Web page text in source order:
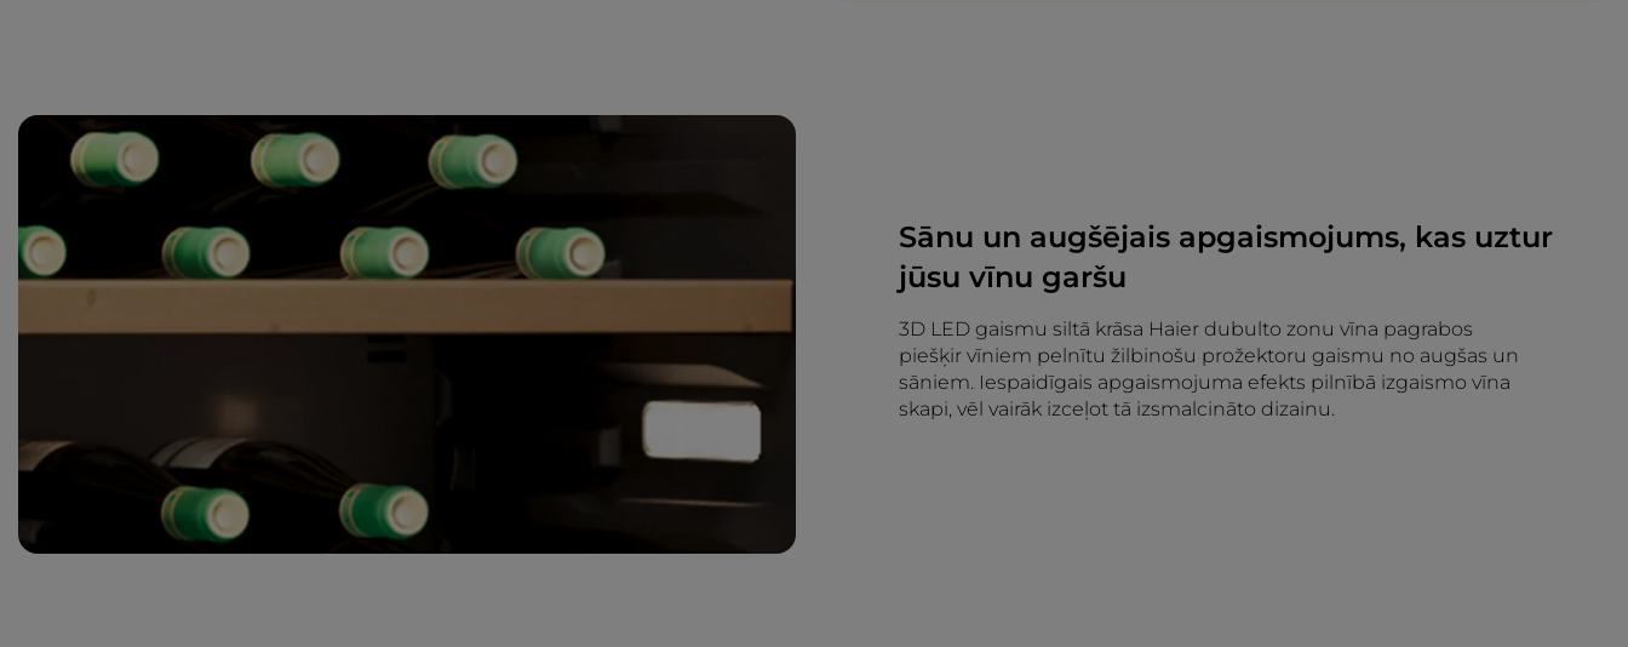
Sānu un augšējais apgaismojums, kas uztur
jūsu vīnu garšu
3D LED gaismu siltā krāsa Haier dubulto zonu vīna pagrabos
piešķir vīniem pelnītu žilbinošu prožektoru gaismu no augšas un
sāniem. Iespaidīgais apgaismojuma efekts pilnībā izgaismo vīna
skapi, vēl vairāk izceļot tā izsmalcināto dizainu.